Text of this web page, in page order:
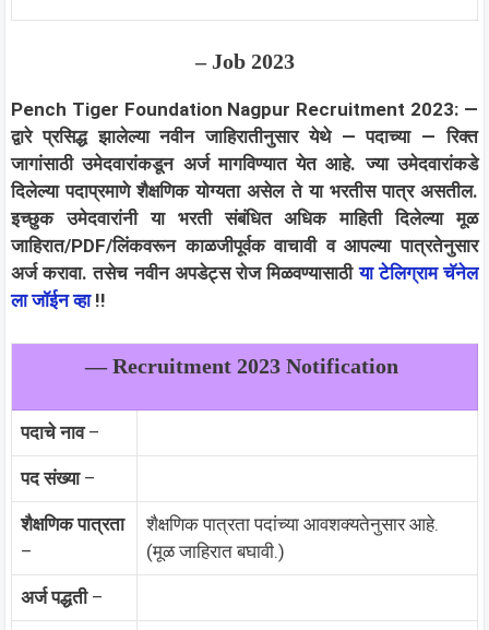
– Job 2023
Pench Tiger Foundation Nagpur Recruitment 2023: —
द्वारे प्रसिद्ध झालेल्या नवीन जाहिरातीनुसार येथे — पदाच्या — रिक्त
जागांसाठी उमेदवारांकडून अर्ज मागविण्यात येत आहे. ज्या उमेदवारांकडे
दिलेल्या पदाप्रमाणे शैक्षणिक योग्यता असेल ते या भरतीस पात्र असतील.
इच्छुक उमेदवारांनी या भरती संबंधित अधिक माहिती दिलेल्या मूळ
जाहिरात/PDF/लिंकवरून काळजीपूर्वक वाचावी व आपल्या पात्रतेनुसार
अर्ज करावा.तसेच नवीन अपडेट्स रोज मिळवण्यासाठीया टेलिग्राम चॅनेल
ला जॉईन व्हा!!
— Recruitment 2023 Notification
पदाचे नाव–
पद संख्या–
शैक्षणिक पात्रता
–
शैक्षणिक पात्रता पदांच्या आवशक्यतेनुसार आहे.
(मूळ जाहिरात बघावी.)
अर्ज पद्धती–